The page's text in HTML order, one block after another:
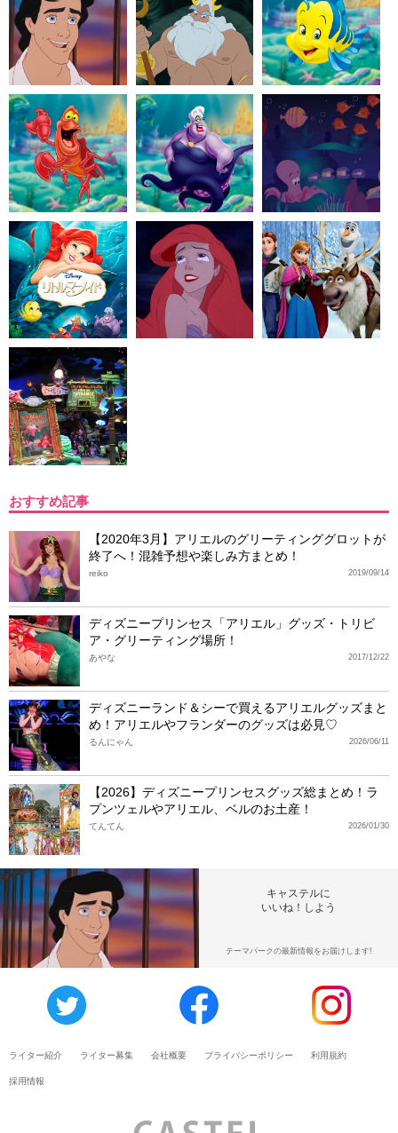
おすすめ記事
【2020年3月】アリエルのグリーティンググロットが
終了へ！混雑予想や楽しみ方まとめ！
2019/09/14
reiko
ディズニープリンセス「アリエル」グッズ・トリビ
ア・グリーティング場所！
2017/12/22
あやな
ディズニーランド＆シーで買えるアリエルグッズまと
め！アリエルやフランダーのグッズは必見♡
2026/06/11
るんにゃん
【2026】ディズニープリンセスグッズ総まとめ！ラ
プンツェルやアリエル、ベルのお土産！
2026/01/30
てんてん
キャステルに
いいね！しよう
テーマパークの最新情報をお届けします!
ライター紹介 ライター募集 会社概要 プライバシーポリシー 利用規約
採用情報